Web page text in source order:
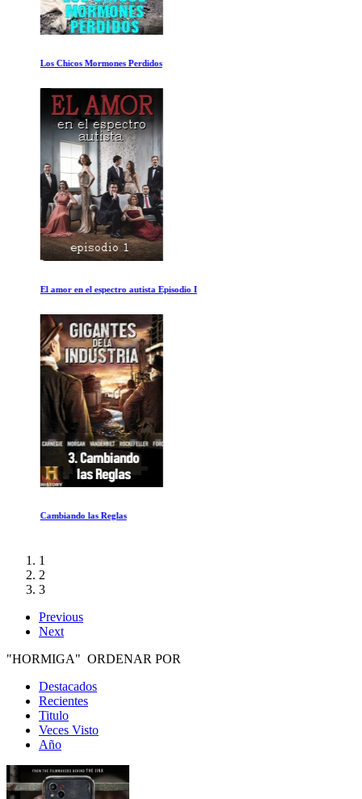
Los Chicos Mormones Perdidos
El amor en el espectro autista Episodio I
Cambiando las Reglas
1
2
3
Previous
Next
"HORMIGA" ORDENAR POR
Destacados
Recientes
Titulo
Veces Visto
Año